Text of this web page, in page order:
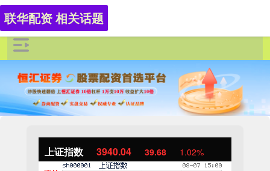
上证指数 3940.04 39.68 1.02%
联华配资 相关话题